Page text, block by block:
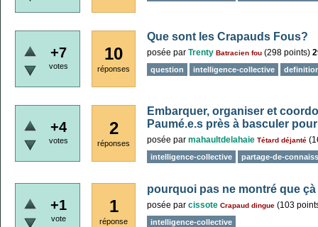
+7
votes
10
réponses
Que sont les Crapauds Fous?
posée par Trenty Batracien fou (298 points)
question intelligence-collective
+4
votes
2
réponses
Embarquer, organiser et
Paumé.e.s près à basculer
posée par mahaultdelahaie Tétard déjanté (
intelligence-collective partage-de-
+1
vote
1
réponse
pourquoi pas ne montré que
posée par cissote Crapaud dingue (103
intelligence-collective